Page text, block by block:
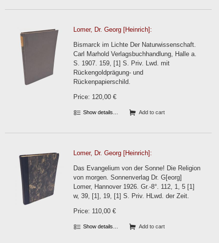
Lomer, Dr. Georg [Heinrich]:
Bismarck im Lichte Der Naturwissenschaft.
Carl Marhold Verlagsbuchhandlung, Halle a.
S. 1907. 159, [1] S. Priv. Lwd. mit
Rückengoldprägung- und
Rückenpapierschild.
Price: 120,00 €
Show details… Add to cart
Lomer, Dr. Georg [Heinrich]:
Das Evangelium von der Sonne! Die Religion
von morgen. Sonnenverlag Dr. G[eorg]
Lomer, Hannover 1926. Gr.-8°. 112, 1, 5 [1]
w, 39, [1], 19, [1] S. Priv. HLwd. der Zeit.
Price: 110,00 €
Show details… Add to cart